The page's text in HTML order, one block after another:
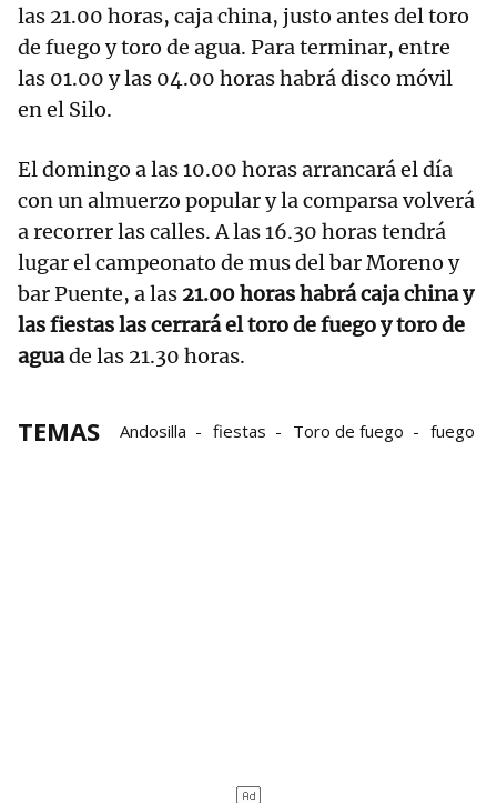
las 21.00 horas, caja china, justo antes del toro
de fuego y toro de agua. Para terminar, entre
las 01.00 y las 04.00 horas habrá disco móvil
en el Silo.
El domingo a las 10.00 horas arrancará el día
con un almuerzo popular y la comparsa volverá
a recorrer las calles. A las 16.30 horas tendrá
lugar el campeonato de mus del bar Moreno y
bar Puente, a las 21.00 horas habrá caja china y
las fiestas las cerrará el toro de fuego y toro de
aguade las 21.30 horas.
TEMAS Andosilla fiestas Toro de fuego fuego